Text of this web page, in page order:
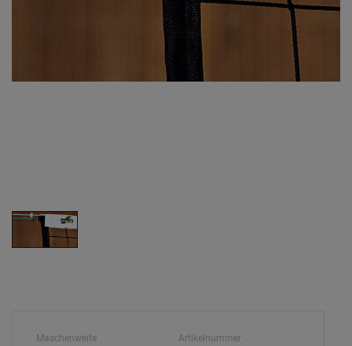
Maschenweite Artikelnummer